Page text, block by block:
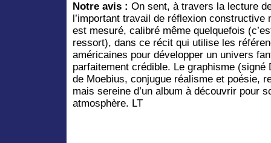
Notre avis : On sent, à travers la lecture
l’important travail de réflexion constructive
est mesuré, calibré même quelquefois
ressort), dans ce récit qui utilise les
américaines pour développer un univers
parfaitement crédible. Le graphisme (signé
de Moebius, conjugue réalisme et poésie,
mais sereine d’un album à découvrir pour
atmosphère. LT